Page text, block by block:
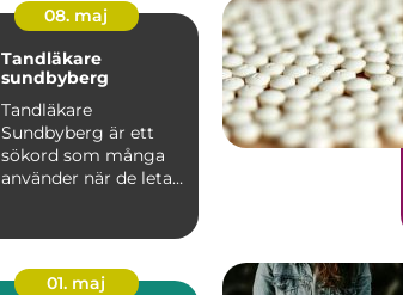
08. maj
Tandläkare
sundbyberg
Tandläkare
Sundbyberg är ett
sökord som många
använder när de letar
01. maj